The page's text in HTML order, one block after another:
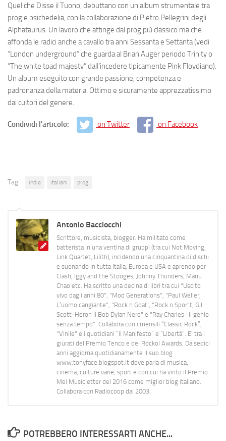
Quel che Disse il Tuono, debuttano con un album strumentale tra
prog e psichedelia, con la collaborazione di Pietro Pellegrini degli
Alphataurus. Un lavoro che attinge dal prog più classico ma che
affonda le radici anche a cavallo tra anni Sessanta e Settanta (vedi
“London underground” che guarda al Brian Auger periodo Trinity o
“The white toad majesty” dall’incedere tipicamente Pink Floydiano).
Un album eseguito con grande passione, competenza e
padronanza della materia. Ottimo e sicuramente apprezzatissimo
dai cultori del genere.
Condividi l'articolo: on Twitter on Facebook
Tag: indie italiani prog
Antonio Bacciocchi
Scrittore, musicista, blogger. Ha militato come
batterista in una ventina di gruppi (tra cui Not Moving,
Link Quartet, Lilith), incidendo una cinquantina di dischi
e suonando in tutta Italia, Europa e USA e aprendo per
Clash, Iggy and the Stooges, Johnny Thunders, Manu
Chao etc. Ha scritto una decina di libri tra cui "Uscito
vivo dagli anni 80", "Mod Generations", "Paul Weller,
L’uomo cangiante", "Rock n Goal", "Rock n Spor"t, Gil
Scott-Heron Il Bob Dylan Nero" e "Ray Charles- Il genio
senza tempo". Collabora con i mensili “Classic Rock”,
"Vinile" e i quotidiani “Il Manifesto” e “Libertà”. E' tra i
giurati del Premio Tenco e del Rockol Awards. Da sedici
anni aggiorna quotidianamente il suo blog
www.tonyface.blogspot.it dove parla di musica,
cinema, culture varie, sport e con cui ha vinto il Premio
Mei Musicletter del 2016 come miglior blog italiano.
Collabora con Radiocoop dal 2003.
POTREBBERO INTERESSARTI ANCHE...